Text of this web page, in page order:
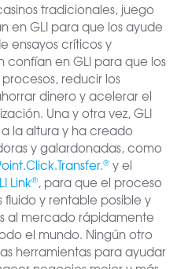
tradicionales, juego
en GLI para que los ayude
ensayos críticos y
confían en GLI para que los
reducir los
dinero y acelerar el
Una y otra vez, GLI
la altura y ha creado
y galardonadas, como
®y el
Link®, para que el proceso
fluido y rentable posible y
al mercado rápidamente
el mundo. Ningún otro
herramientas para ayudar